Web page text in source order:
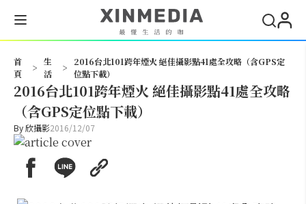
首
頁
>
生
活
>
2016台北101跨年煙火 絕佳攝影點41處全攻略（含GPS定
位點下載）
2016台北101跨年煙火 絕佳攝影點41處全攻略
（含GPS定位點下載）
By欣攝影2016/12/07